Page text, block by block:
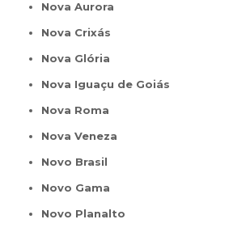
Nova Aurora
Nova Crixás
Nova Glória
Nova Iguaçu de Goiás
Nova Roma
Nova Veneza
Novo Brasil
Novo Gama
Novo Planalto